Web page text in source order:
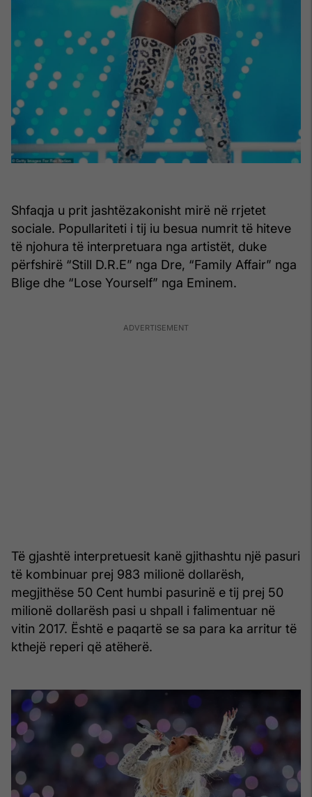
Shfaqja u prit jashtëzakonisht mirë në rrjetet
sociale. Popullariteti i tij iu besua numrit të hiteve
të njohura të interpretuara nga artistët, duke
përfshirë “Still D.R.E” nga Dre, “Family Affair” nga
Blige dhe “Lose Yourself” nga Eminem.
Të gjashtë interpretuesit kanë gjithashtu një pasuri
të kombinuar prej 983 milionë dollarësh,
megjithëse 50 Cent humbi pasurinë e tij prej 50
milionë dollarësh pasi u shpall i falimentuar në
vitin 2017. Është e paqartë se sa para ka arritur të
kthejë reperi që atëherë.